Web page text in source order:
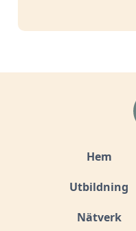
Hem
Utbildning
Nätverk